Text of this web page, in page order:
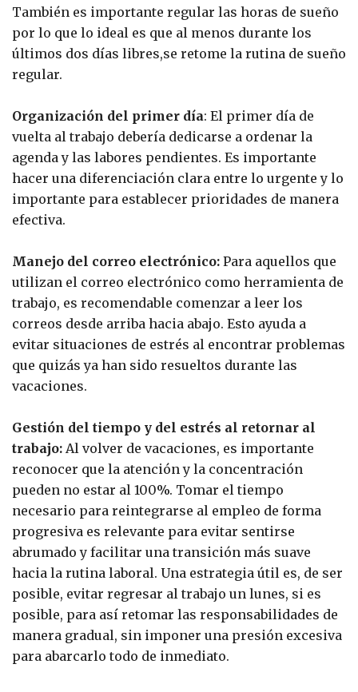
También es importante regular las horas de sueño
por lo que lo ideal es que al menos durante los
últimos dos días libres,se retome la rutina de sueño
regular.
Organización del primer día: El primer día de
vuelta al trabajo debería dedicarse a ordenar la
agenda y las labores pendientes. Es importante
hacer una diferenciación clara entre lo urgente y lo
importante para establecer prioridades de manera
efectiva.
Manejo del correo electrónico: Para aquellos que
utilizan el correo electrónico como herramienta de
trabajo, es recomendable comenzar a leer los
correos desde arriba hacia abajo. Esto ayuda a
evitar situaciones de estrés al encontrar problemas
que quizás ya han sido resueltos durante las
vacaciones.
Gestión del tiempo y del estrés al retornar al
trabajo: Al volver de vacaciones, es importante
reconocer que la atención y la concentración
pueden no estar al 100%. Tomar el tiempo
necesario para reintegrarse al empleo de forma
progresiva es relevante para evitar sentirse
abrumado y facilitar una transición más suave
hacia la rutina laboral. Una estrategia útil es, de ser
posible, evitar regresar al trabajo un lunes, si es
posible, para así retomar las responsabilidades de
manera gradual, sin imponer una presión excesiva
para abarcarlo todo de inmediato.